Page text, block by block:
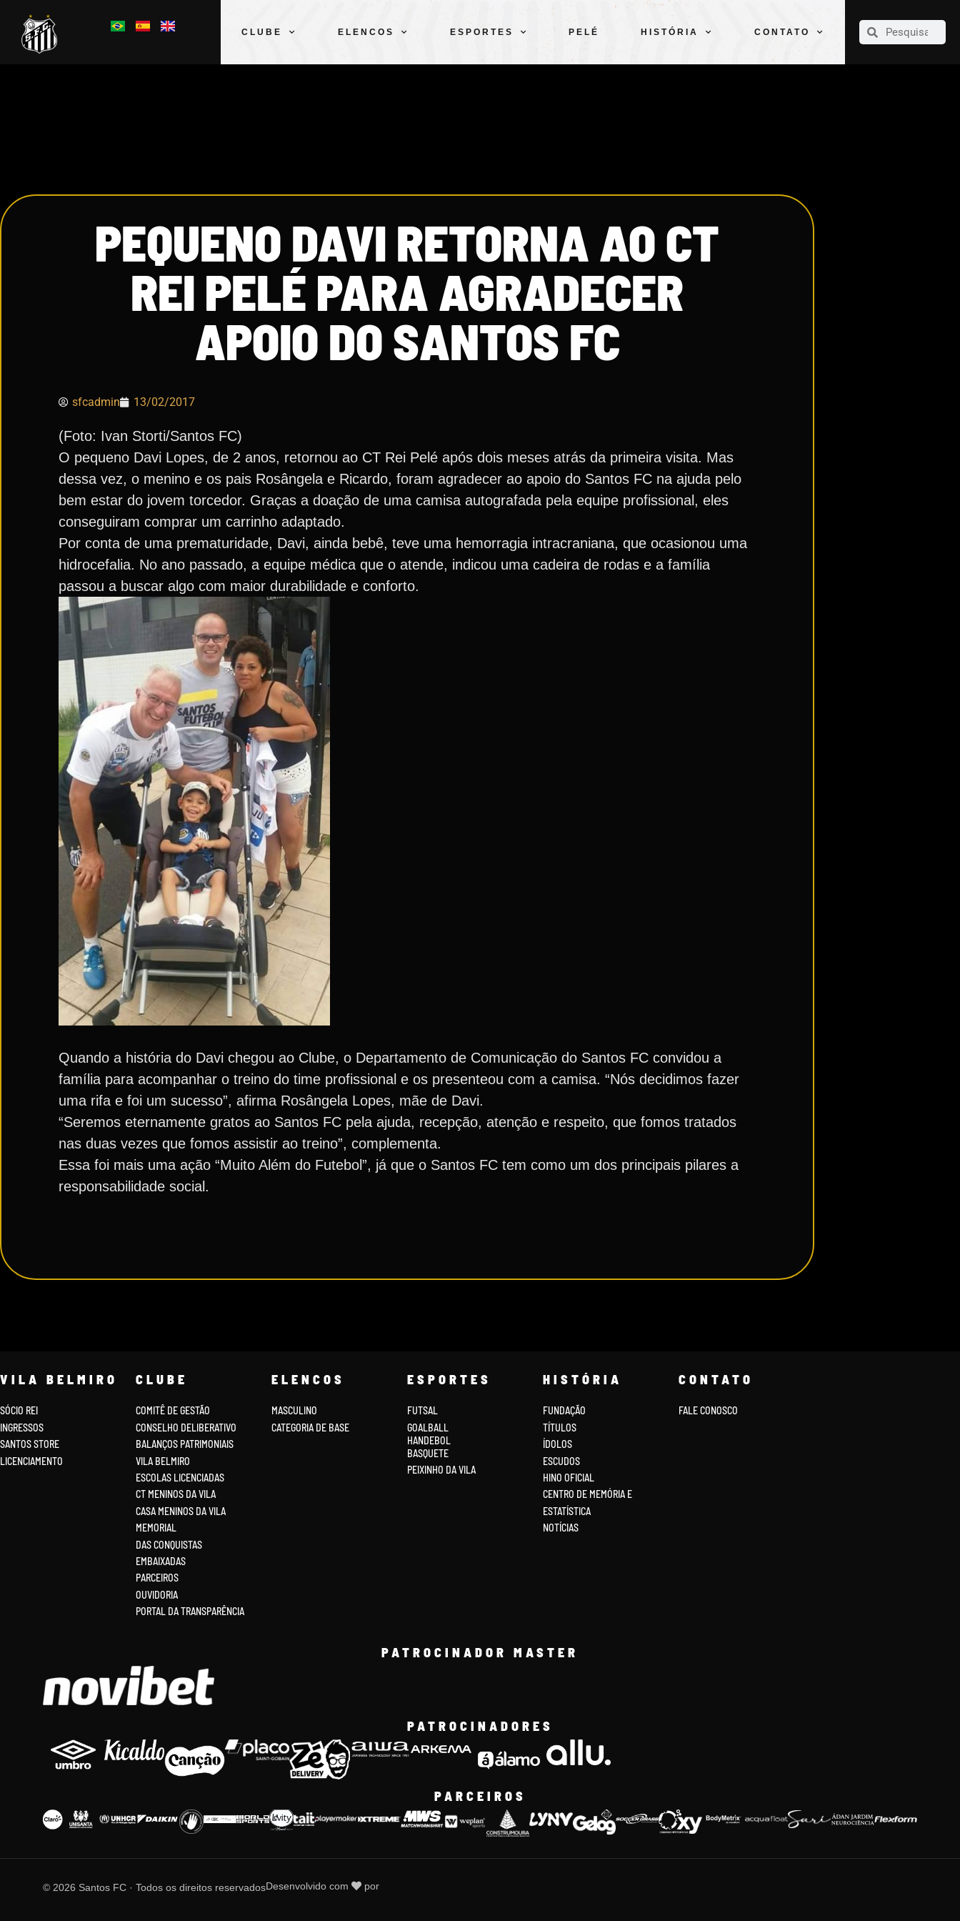
CLUBE ELENCOS ESPORTES PELÉ HISTÓRIA CONTATO
CLUBE
PEQUENO DAVI RETORNA AO CT
REI PELÉ PARA AGRADECER
APOIO DO SANTOS FC
sfcadmin 13/02/2017
(Foto: Ivan Storti/Santos FC)
O pequeno Davi Lopes, de 2 anos, retornou ao CT Rei Pelé após dois meses atrás da primeira visita. Mas
dessa vez, o menino e os pais Rosângela e Ricardo, foram agradecer ao apoio do Santos FC na ajuda pelo
bem estar do jovem torcedor. Graças a doação de uma camisa autografada pela equipe profissional, eles
conseguiram comprar um carrinho adaptado.
Por conta de uma prematuridade, Davi, ainda bebê, teve uma hemorragia intracraniana, que ocasionou uma
hidrocefalia. No ano passado, a equipe médica que o atende, indicou uma cadeira de rodas e a família
passou a buscar algo com maior durabilidade e conforto.
Quando a história do Davi chegou ao Clube, o Departamento de Comunicação do Santos FC convidou a
família para acompanhar o treino do time profissional e os presenteou com a camisa. “Nós decidimos fazer
uma rifa e foi um sucesso”, afirma Rosângela Lopes, mãe de Davi.
“Seremos eternamente gratos ao Santos FC pela ajuda, recepção, atenção e respeito, que fomos tratados
nas duas vezes que fomos assistir ao treino”, complementa.
Essa foi mais uma ação “Muito Além do Futebol”, já que o Santos FC tem como um dos principais pilares a
responsabilidade social.
VILA BELMIRO
SÓCIO REI
INGRESSOS
SANTOS STORE
LICENCIAMENTO
CLUBE
COMITÊ DE GESTÃO
CONSELHO DELIBERATIVO
BALANÇOS PATRIMONIAIS
VILA BELMIRO
ESCOLAS LICENCIADAS
CT MENINOS DA VILA
CASA MENINOS DA VILA
MEMORIAL
DAS CONQUISTAS
EMBAIXADAS
PARCEIROS
OUVIDORIA
PORTAL DA TRANSPARÊNCIA
ELENCOS
MASCULINO
CATEGORIA DE BASE
ESPORTES
FUTSAL
GOALBALL
HANDEBOL
BASQUETE
PEIXINHO DA VILA
HISTÓRIA
FUNDAÇÃO
TÍTULOS
ÍDOLOS
ESCUDOS
HINO OFICIAL
CENTRO DE MEMÓRIA E
ESTATÍSTICA
NOTÍCIAS
CONTATO
FALE CONOSCO
PATROCINADOR MASTER
PATROCINADORES
PARCEIROS
© 2026 Santos FC · Todos os direitos reservadosDesenvolvido com por